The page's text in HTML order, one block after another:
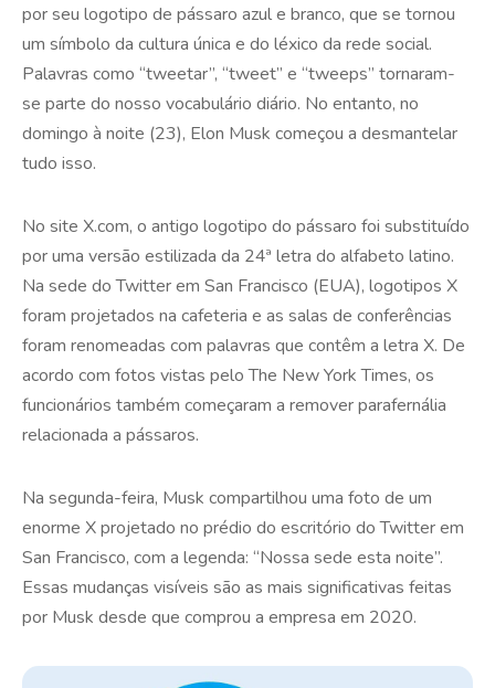
por seu logotipo de pássaro azul e branco, que se tornou
um símbolo da cultura única e do léxico da rede social.
Palavras como “tweetar”, “tweet” e “tweeps” tornaram-
se parte do nosso vocabulário diário. No entanto, no
domingo à noite (23), Elon Musk começou a desmantelar
tudo isso.
No site X.com, o antigo logotipo do pássaro foi substituído
por uma versão estilizada da 24ª letra do alfabeto latino.
Na sede do Twitter em San Francisco (EUA), logotipos X
foram projetados na cafeteria e as salas de conferências
foram renomeadas com palavras que contêm a letra X. De
acordo com fotos vistas pelo The New York Times, os
funcionários também começaram a remover parafernália
relacionada a pássaros.
Na segunda-feira, Musk compartilhou uma foto de um
enorme X projetado no prédio do escritório do Twitter em
San Francisco, com a legenda: “Nossa sede esta noite”.
Essas mudanças visíveis são as mais significativas feitas
por Musk desde que comprou a empresa em 2020.